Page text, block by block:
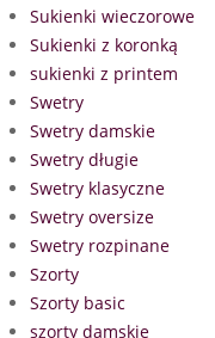
Sukienki wieczorowe
Sukienki z koronką
sukienki z printem
Swetry
Swetry damskie
Swetry długie
Swetry klasyczne
Swetry oversize
Swetry rozpinane
Szorty
Szorty basic
szorty damskie